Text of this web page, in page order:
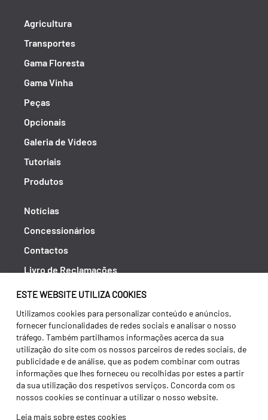
ESTE WEBSITE UTILIZA COOKIES
Utilizamos cookies para personalizar conteúdo e anúncios,
fornecer funcionalidades de redes sociais e analisar o nosso
tráfego. Também partilhamos informações acerca da sua
utilização do site com os nossos parceiros de redes sociais, de
publicidade e de análise, que as podem combinar com outras
informações que lhes forneceu ou recolhidas por estes a partir
da sua utilização dos respetivos serviços. Concorda com os
nossos cookies se continuar a utilizar o nosso website.
Leia mais sobre estes cookies
Agricultura
Transportes
Gama Floresta
Gama Vinha
Peças
Opcionais
Galeria de Vídeos
Tutoriais
Produtos
Notícias
Concessionários
Contactos
Livro de Reclamações
Política de Privacidade
Canal de Denúncias (RGPC)
Termos e condições